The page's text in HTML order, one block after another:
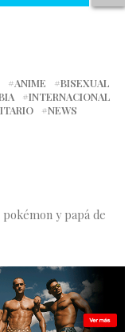
ANIME
BISEXUAL
INTERNACIONAL
NEWS
pokémon y papá de